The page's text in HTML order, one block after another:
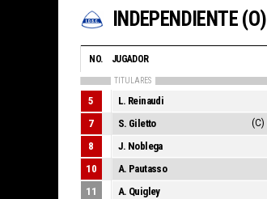
INDEPENDIENTE (O)
NO. JUGADOR
TITULARES
5 L. Reinaudi
7 S. Giletto (C)
8 J. Noblega
10 A. Pautasso
11 A. Quigley